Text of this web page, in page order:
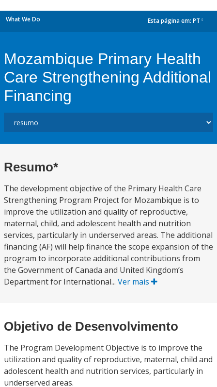
What We Do Esta página em: PT
Mozambique Primary Health
Care Strengthening Additional
Financing
Resumo*
The development objective of the Primary Health Care
Strengthening Program Project for Mozambique is to
improve the utilization and quality of reproductive,
maternal, child, and adolescent health and nutrition
services, particularly in underserved areas. The additional
financing (AF) will help finance the scope expansion of the
program to incorporate additional contributions from
the Government of Canada and United Kingdom’s
Department for International... Ver mais
Objetivo de Desenvolvimento
The Program Development Objective is to improve the
utilization and quality of reproductive, maternal, child and
adolescent health and nutrition services, particularly in
underserved areas.